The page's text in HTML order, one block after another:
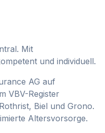
Mit
und individuell.
AG auf
VBV-Register
Biel und Grono.
Altersvorsorge.